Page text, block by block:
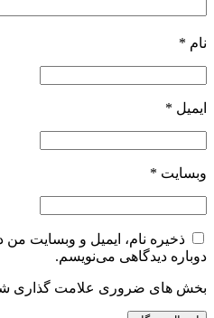
نام *
ایمیل *
وبسایت *
ذخیره نام، ایمیل و وبسایت
دوباره دیدگاهی می‌نویسم.
بخش های ضروری علامت گذاری